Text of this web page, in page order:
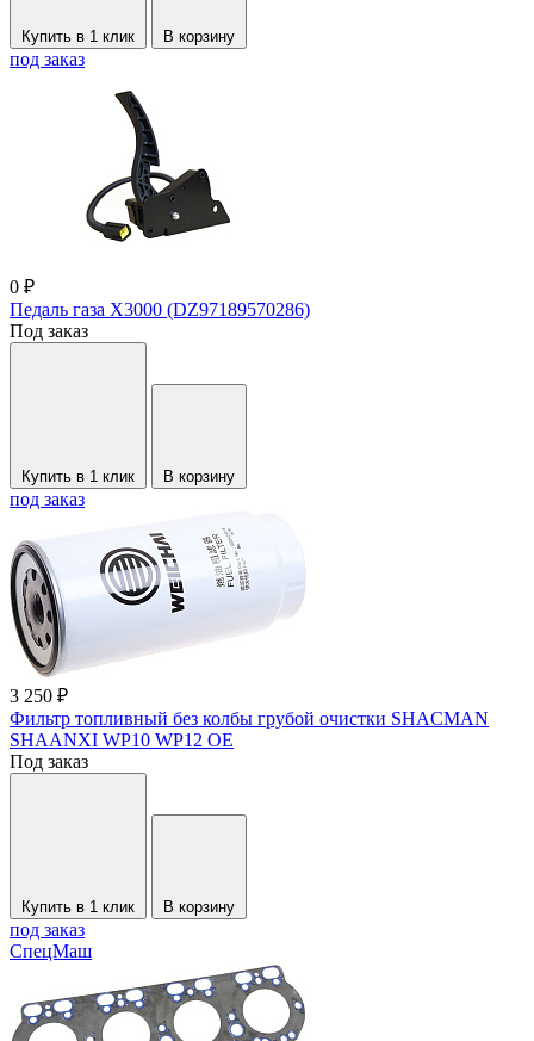
Купить в 1 клик В корзину
под заказ
0 ₽
Педаль газа X3000 (DZ97189570286)
Под заказ
Купить в 1 клик В корзину
под заказ
3 250 ₽
Фильтр топливный без колбы грубой очистки SHACMAN
SHAANXI WP10 WP12 OE
Под заказ
Купить в 1 клик В корзину
под заказ
СпецМаш